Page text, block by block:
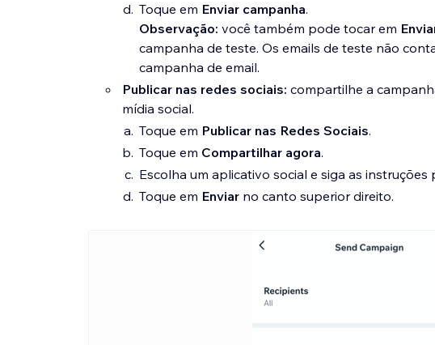
Toque em Enviar campanha.
Observação: você também pode tocar em
campanha de teste. Os emails de teste não
campanha de email.
Publicar nas redes sociais: compartilhe a
mídia social.
Toque em Publicar nas Redes Sociais.
Toque em Compartilhar agora.
Escolha um aplicativo social e siga as
Toque em Enviarno canto superior direito.